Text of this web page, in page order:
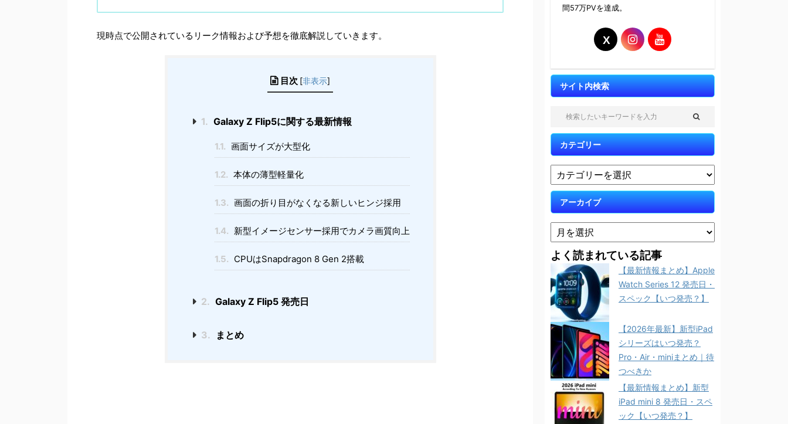
現時点で公開されているリーク情報および予想を徹底解説していきます。
目次 [非表示]
1. Galaxy Z Flip5に関する最新情報
1.1. 画面サイズが大型化
1.2. 本体の薄型軽量化
1.3. 画面の折り目がなくなる新しいヒンジ採用
1.4. 新型イメージセンサー採用でカメラ画質向上
1.5. CPUはSnapdragon 8 Gen 2搭載
2. Galaxy Z Flip5 発売日
3. まとめ
間57万PVを達成。
サイト内検索
カテゴリー
アーカイブ
よく読まれている記事
【最新情報まとめ】Apple
Watch Series 12 発売日・
スペック【いつ発売？】
【2026年最新】新型iPad
シリーズはいつ発売？
Pro・Air・miniまとめ｜待
つべきか
【最新情報まとめ】新型
iPad mini 8 発売日・スペ
ック【いつ発売？】